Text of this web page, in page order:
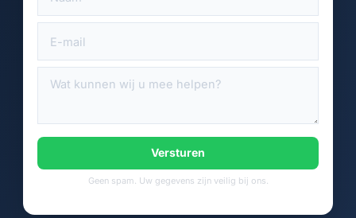
Versturen
Geen spam. Uw gegevens zijn veilig bij ons.